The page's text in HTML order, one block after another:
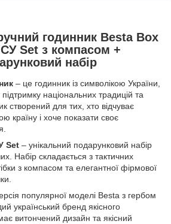
годинник Besta Box
Set з компасом +
набір
– це годинник із символікою України,
національних традицій та
створений для тих, хто відчуває
країну і хоче показати своє
Set – унікальний подарунковий набір
Набір складається з тактичних
з компасом та елегантної фірмової
популярної моделі Besta з гербом
український бренд якісного
витончений дизайн та якісний